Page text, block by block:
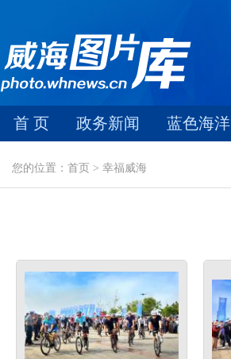
首 页 政务新闻 蓝色海洋
您的位置：首页 > 幸福威海